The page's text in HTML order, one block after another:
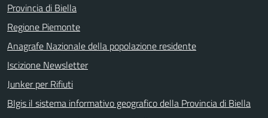
Provincia di Biella
Regione Piemonte
Anagrafe Nazionale della popolazione residente
Iscizione Newsletter
Junker per Rifiuti
BIgis il sistema informativo geografico della Provincia di Biella